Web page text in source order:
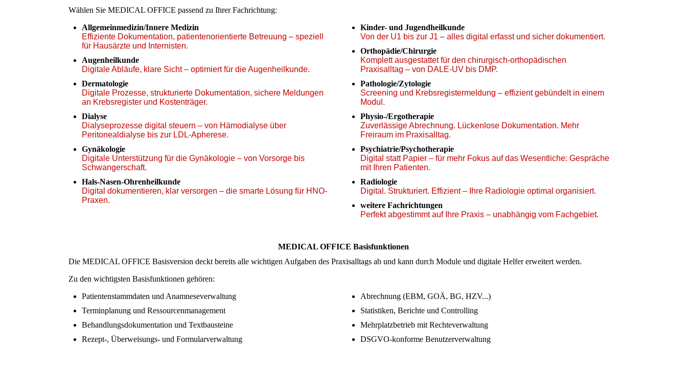
Wählen Sie MEDICAL OFFICE passend zu Ihrer Fachrichtung:
Allgemeinmedizin/Innere Medizin
Effiziente Dokumentation, patientenorientierte Betreuung – speziell
für Hausärzte und Internisten.
Augenheilkunde
Digitale Abläufe, klare Sicht – optimiert für die Augenheilkunde.
Dermatologie
Digitale Prozesse, strukturierte Dokumentation, sichere Meldungen
an Krebsregister und Kostenträger.
Dialyse
Dialyseprozesse digital steuern – von Hämodialyse über
Peritonealdialyse bis zur LDL-Apherese.
Gynäkologie
Digitale Unterstützung für die Gynäkologie – von Vorsorge bis
Schwangerschaft.
Hals-Nasen-Ohrenheilkunde
Digital dokumentieren, klar versorgen – die smarte Lösung für HNO-
Praxen.
Kinder- und Jugendheilkunde
Von der U1 bis zur J1 – alles digital erfasst und sicher dokumentiert.
Orthopädie/Chirurgie
Komplett ausgestattet für den chirurgisch-orthopädischen
Praxisalltag – von DALE-UV bis DMP.
Pathologie/Zytologie
Screening und Krebsregistermeldung – effizient gebündelt in einem
Modul.
Physio-/Ergotherapie
Zuverlässige Abrechnung. Lückenlose Dokumentation. Mehr
Freiraum im Praxisalltag.
Psychiatrie/Psychotherapie
Digital statt Papier – für mehr Fokus auf das Wesentliche: Gespräche
mit Ihren Patienten.
Radiologie
Digital. Strukturiert. Effizient – Ihre Radiologie optimal organisiert.
weitere Fachrichtungen
Perfekt abgestimmt auf Ihre Praxis – unabhängig vom Fachgebiet.
MEDICAL OFFICE Basisfunktionen
Die MEDICAL OFFICE Basisversion deckt bereits alle wichtigen Aufgaben des Praxisalltags ab und kann durch Module und digitale Helfer erweitert werden.
Zu den wichtigsten Basisfunktionen gehören:
Patientenstammdaten und Anamneseverwaltung
Terminplanung und Ressourcenmanagement
Behandlungsdokumentation und Textbausteine
Rezept-, Überweisungs- und Formularverwaltung
Abrechnung (EBM, GOÄ, BG, HZV...)
Statistiken, Berichte und Controlling
Mehrplatzbetrieb mit Rechteverwaltung
DSGVO-konforme Benutzerverwaltung